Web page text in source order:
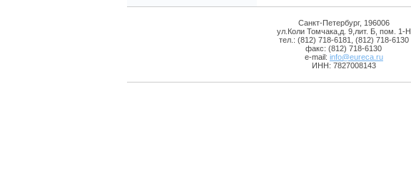
Санкт-Петербург, 196006
ул.Коли Томчака,д. 9,лит. Б, пом. 1-Н
тел.: (812) 718-6181, (812) 718-6130
факс: (812) 718-6130
e-mail: info@eureca.ru
ИНН: 7827008143